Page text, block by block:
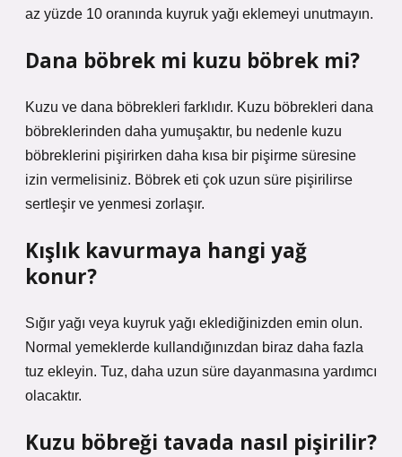
az yüzde 10 oranında kuyruk yağı eklemeyi unutmayın.
Dana böbrek mi kuzu böbrek mi?
Kuzu ve dana böbrekleri farklıdır. Kuzu böbrekleri dana
böbreklerinden daha yumuşaktır, bu nedenle kuzu
böbreklerini pişirirken daha kısa bir pişirme süresine
izin vermelisiniz. Böbrek eti çok uzun süre pişirilirse
sertleşir ve yenmesi zorlaşır.
Kışlık kavurmaya hangi yağ
konur?
Sığır yağı veya kuyruk yağı eklediğinizden emin olun.
Normal yemeklerde kullandığınızdan biraz daha fazla
tuz ekleyin. Tuz, daha uzun süre dayanmasına yardımcı
olacaktır.
Kuzu böbreği tavada nasıl pişirilir?